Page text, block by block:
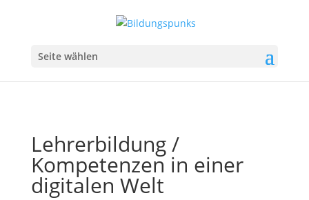
Seite wählen
Lehrerbildung /
Kompetenzen in einer
digitalen Welt